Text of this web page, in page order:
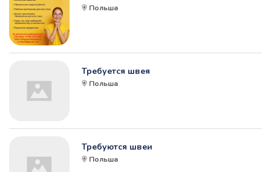
Польша
Требуется швея
Польша
Требуются швеи
Польша